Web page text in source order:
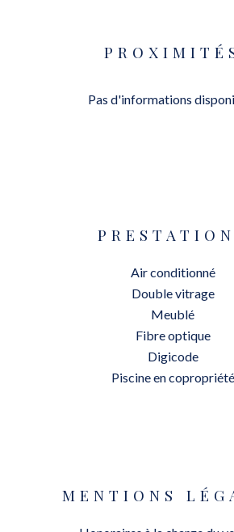
Pas d'informations
Air conditionné
Double vitrage
Meublé
Fibre optique
Digicode
Piscine en copropriété
MENTIONS